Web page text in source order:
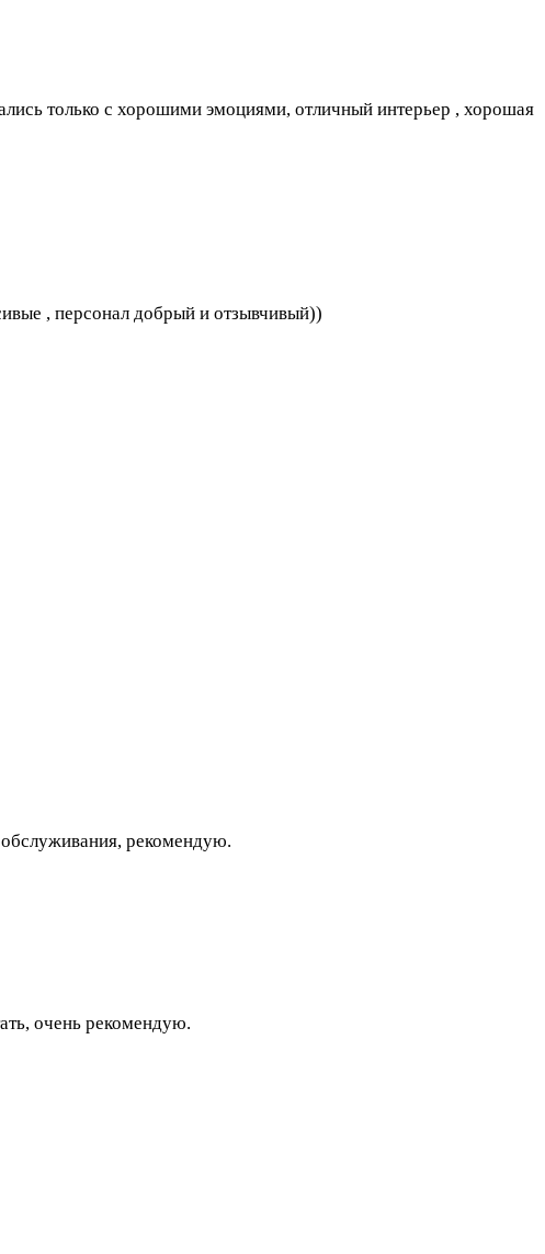
только с хорошими эмоциями, отличный интерьер , хорошая
, персонал добрый и отзывчивый))
рекомендую.
очень рекомендую.